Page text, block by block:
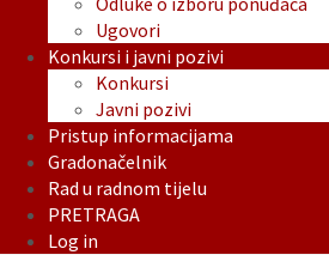
Ugovori
Konkursi i javni pozivi
Konkursi
Javni pozivi
Pristup informacijama
Gradonačelnik
Rad u radnom tijelu
PRETRAGA
Log in